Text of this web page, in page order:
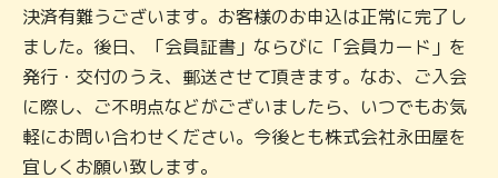
決済有難うございます。 お客様のお申込は正常に完了し
ました。後日、「会員証書」ならびに「会員カード」を
発行・交付のうえ、郵送させて頂きます。なお、ご入会
に際し、ご不明点などがございましたら、 いつでもお気
軽にお問い合わせください。今後とも株式会社永田屋を
宜しくお願い致します。